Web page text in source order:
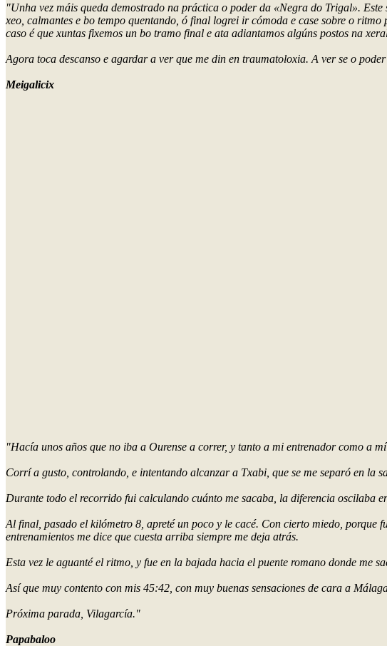
"Unha vez máis queda demostrado na práctica o poder da «Negra do Trigal».
xeo, calmantes e bo tempo quentando, ó final logrei ir cómoda e case sobre o
caso é que xuntas fixemos un bo tramo final e ata adiantamos algúns postos na
Agora toca descanso e agardar a ver que me din en traumatoloxia. A ver se o
Meigalicix
"Hacía unos años que no iba a Ourense a correr, y tanto a mi entrenador como a
Corrí a gusto, controlando, e intentando alcanzar a Txabi, que se me separó en la
Durante todo el recorrido fui calculando cuánto me sacaba, la diferencia oscilaba
Al final, pasado el kilómetro 8, apreté un poco y le cacé. Con cierto miedo, porque
entrenamientos me dice que cuesta arriba siempre me deja atrás.
Esta vez le aguanté el ritmo, y fue en la bajada hacia el puente romano donde me
Así que muy contento con mis 45:42, con muy buenas sensaciones de cara a
Próxima parada, Vilagarcía."
Papabaloo